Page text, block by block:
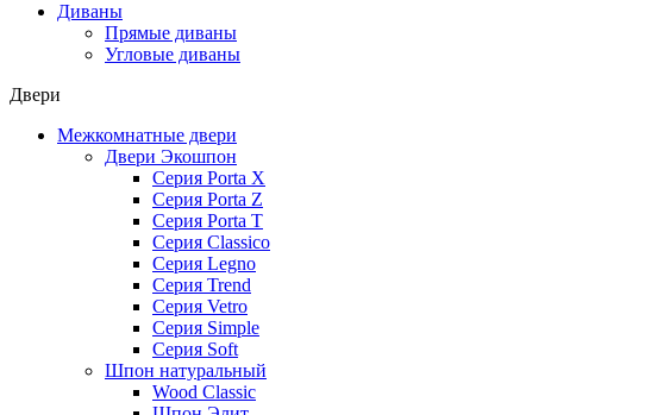
Диваны
Прямые диваны
Угловые диваны
Двери
Межкомнатные двери
Двери Экошпон
Серия Porta X
Серия Porta Z
Серия Porta T
Серия Classico
Серия Legno
Серия Trend
Серия Vetro
Серия Simple
Серия Soft
Шпон натуральный
Wood Classic